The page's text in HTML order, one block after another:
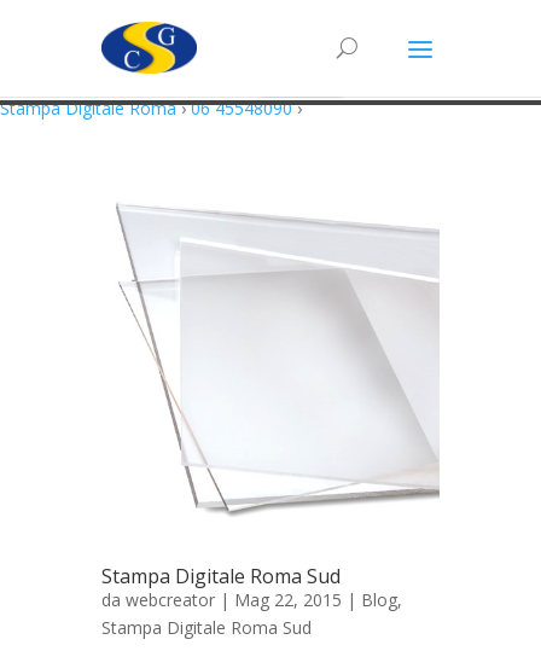
Stampa Digitale Roma›06 45548090›
Stampa Digitale Roma Sud
da webcreator | Mag 22, 2015 | Blog,
Stampa Digitale Roma Sud
Questo sito utilizza cookie in conformità alla policy e cookie che rientrano
nella responsabilità di terze parti. Proseguendo nella navigazione
acconsenti all’utilizzo di cookie.